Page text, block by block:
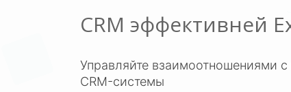
CRM эффективней
Управляйте взаимоотношениями
CRM-системы